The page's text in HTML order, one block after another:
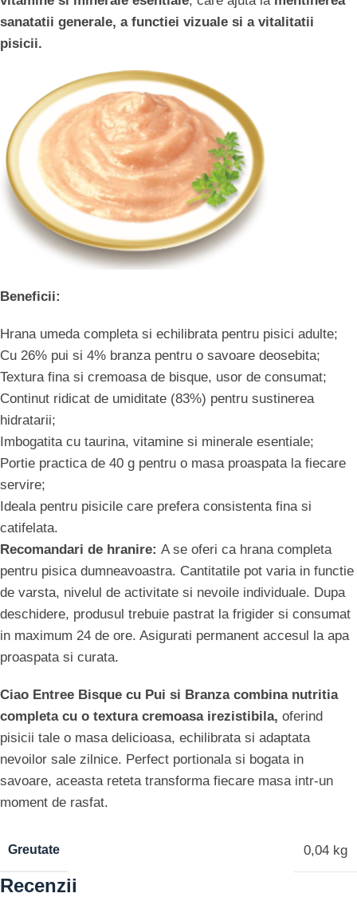
sanatatii generale, a functiei vizuale si a vitalitatii
pisicii.
Beneficii:
Hrana umeda completa si echilibrata pentru pisici adulte;
Cu 26% pui si 4% branza pentru o savoare deosebita;
Textura fina si cremoasa de bisque, usor de consumat;
Continut ridicat de umiditate (83%) pentru sustinerea
hidratarii;
Imbogatita cu taurina, vitamine si minerale esentiale;
Portie practica de 40 g pentru o masa proaspata la fiecare
servire;
Ideala pentru pisicile care prefera consistenta fina si
catifelata.
Recomandari de hranire: A se oferi ca hrana completa
pentru pisica dumneavoastra. Cantitatile pot varia in functie
de varsta, nivelul de activitate si nevoile individuale. Dupa
deschidere, produsul trebuie pastrat la frigider si consumat
in maximum 24 de ore. Asigurati permanent accesul la apa
proaspata si curata.
Ciao Entree Bisque cu Pui si Branza combina nutritia
completa cu o textura cremoasa irezistibila, oferind
pisicii tale o masa delicioasa, echilibrata si adaptata
nevoilor sale zilnice. Perfect portionala si bogata in
savoare, aceasta reteta transforma fiecare masa intr-un
moment de rasfat.
Greutate 0,04 kg
Recenzii